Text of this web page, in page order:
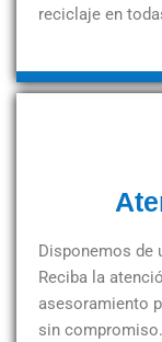
reciclaje en
Disponemos de
Reciba la
asesoramiento
sin compromiso.